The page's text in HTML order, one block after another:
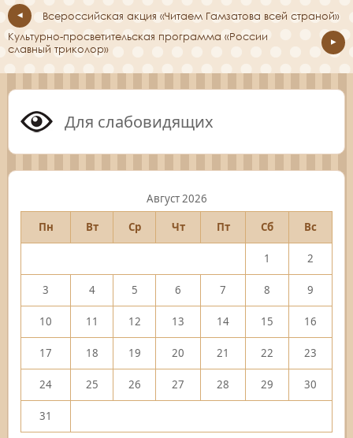
Всероссийская акция «Читаем Гамзатова всей страной»
Культурно-просветительская программа «России
славный триколор»
Для слабовидящих
Август 2026
Пн
Вт Ср Чт Пт Сб Вс
1 2
3 4 5 6 7 8 9
10 11 12 13 14 15 16
17 18 19 20 21 22 23
24 25 26 27 28 29 30
31